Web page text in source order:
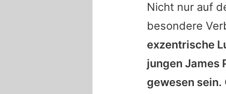
Nicht nur auf
besondere
exzentrische
jungen James
gewesen sein.